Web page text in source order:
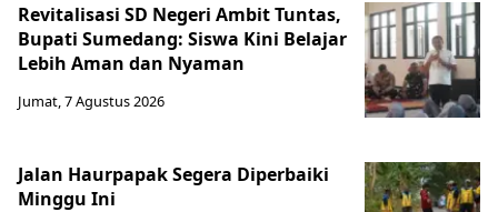
Revitalisasi SD Negeri Ambit Tuntas,
Bupati Sumedang: Siswa Kini Belajar
Lebih Aman dan Nyaman
Jumat, 7 Agustus 2026
Jalan Haurpapak Segera Diperbaiki
Minggu Ini